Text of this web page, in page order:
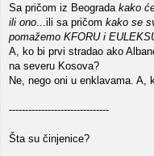
Sa pričom iz Beograda kako
ili ono...ili sa pričom kako se
pomažemo KFORU i
A, ko bi prvi stradao ako
na severu Kosova?
Ne, nego oni u enklavama. A,
-------------------------------
Šta su činjenice?